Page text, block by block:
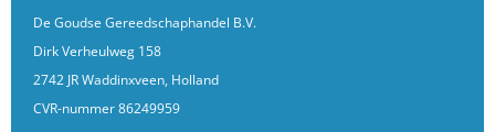
De Goudse Gereedschaphandel B.V.
Dirk Verheulweg 158
2742 JR Waddinxveen, Holland
CVR-nummer 86249959